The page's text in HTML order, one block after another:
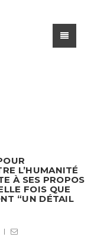
L’HUMANITÉ
À SES PROPOS
FOIS QUE
“UN DÉTAIL